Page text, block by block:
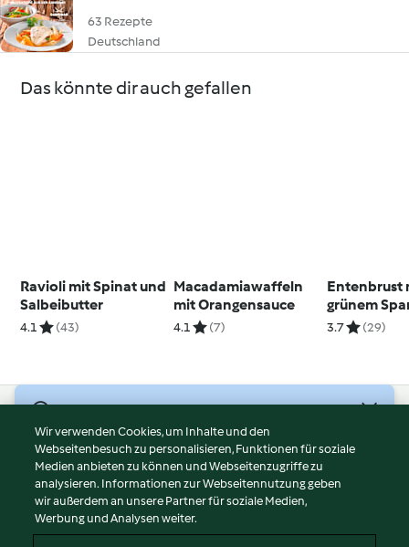
63 Rezepte
Deutschland
Das könnte dir auch gefallen
Ravioli mit Spinat und
Salbeibutter
4.1 (43)
Macadamiawaffeln
mit Orangensauce
4.1 (7)
Entenbrust
grünem
Polenta
3.7 (29)
Nutzungsbedingungen
Datenschutzrichtlinien
Disclaimer
Impressum
Wir verwenden Cookies, um Inhalte und den
Webseitenbesuch zu personalisieren, Funktionen für soziale
Medien anbieten zu können und Webseitenzugriffe zu
analysieren. Informationen zur Webseitennutzung geben
wir außerdem an unsere Partner für soziale Medien,
Werbung und Analysen weiter.